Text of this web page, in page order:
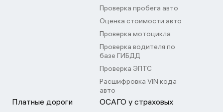
Проверка пробега авто
Оценка стоимости авто
Проверка мотоцикла
Проверка водителя по
базе ГИБДД
Проверка ЭПТС
Расшифровка VIN кода
авто
Платные дороги ОСАГО у страховых